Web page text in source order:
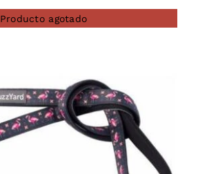
Producto agotado